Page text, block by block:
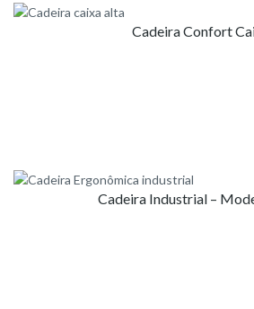
Cadeira Confort
Cadeira Industrial –